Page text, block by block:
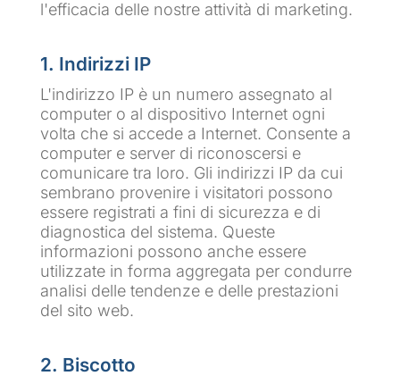
l'efficacia delle nostre attività di marketing.
1. Indirizzi IP
L'indirizzo IP è un numero assegnato al
computer o al dispositivo Internet ogni
volta che si accede a Internet. Consente a
computer e server di riconoscersi e
comunicare tra loro. Gli indirizzi IP da cui
sembrano provenire i visitatori possono
essere registrati a fini di sicurezza e di
diagnostica del sistema. Queste
informazioni possono anche essere
utilizzate in forma aggregata per condurre
analisi delle tendenze e delle prestazioni
del sito web.
2. Biscotto